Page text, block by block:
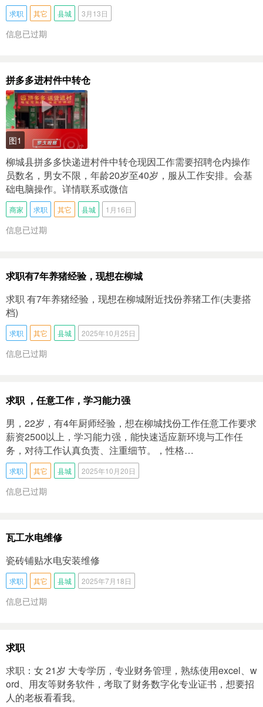
求职 其它 县城 3月13日
信息已过期
拼多多进村件中转仓
图1
柳城县拼多多快递进村件中转仓现因工作需要招聘仓内操作
员数名，男女不限，年龄20岁至40岁，服从工作安排。会基
础电脑操作。详情联系或微信
商家 求职 其它 县城 1月16日
信息已过期
求职有7年养猪经验，现想在柳城
求职 有7年养猪经验，现想在柳城附近找份养猪工作(夫妻搭
档)
求职 其它 县城 2025年10月25日
信息已过期
求职 ，任意工作，学习能力强
男，22岁，有4年厨师经验，想在柳城找份工作任意工作要求
薪资2500以上，学习能力强，能快速适应新环境与工作任
务，对待工作认真负责、注重细节。，性格…
求职 其它 县城 2025年10月20日
信息已过期
瓦工水电维修
瓷砖铺贴水电安装维修
求职 其它 县城 2025年7月18日
信息已过期
求职
求职：女 21岁 大专学历，专业财务管理，熟练使用excel、w
ord、用友等财务软件，考取了财务数字化专业证书，想要招
人的老板看看我。